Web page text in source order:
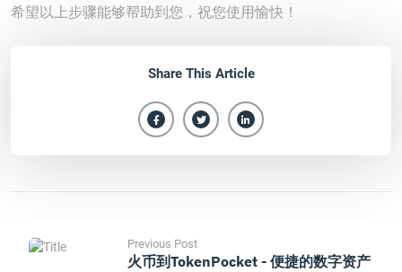
希望以上步骤能够帮助到您，祝您使用愉快！
Share This Article
Previous Post
火币到TokenPocket - 便捷的数字资产